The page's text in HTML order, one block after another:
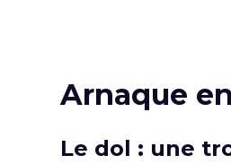
Arnaque
Le dol : une